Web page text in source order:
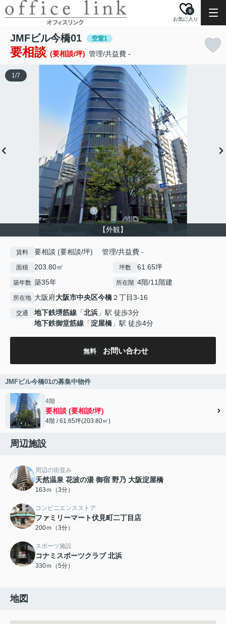
お気に入り
0
JMFビル今橋01 空室1
要相談 (要相談/坪) 管理/共益費 -
【外観】
1/7
賃料 要相談 (要相談/坪) 管理/共益費 -
面積 203.80㎡ 坪数 61.65坪
築年数 築35年 所在階 4階/11階建
所在地 大阪府大阪市中央区今橋２丁目3-16
交通 地下鉄堺筋線 「北浜 」駅 徒歩3分
地下鉄御堂筋線 「淀屋橋 」駅 徒歩4分
無料 お問い合わせ
JMFビル今橋01の募集中物件
4階
要相談 (要相談/坪)
4階 / 61.65坪(203.80㎡)
周辺施設
周辺の街並み
天然温泉 花波の湯 御宿 野乃 大阪淀屋橋
163ｍ（3分）
コンビニエンスストア
ファミリーマート伏見町二丁目店
200ｍ（3分）
スポーツ施設
コナミスポーツクラブ 北浜
330ｍ（5分）
地図